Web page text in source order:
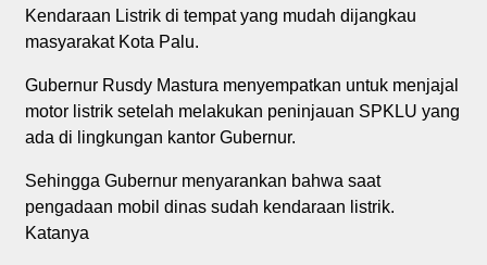
Kendaraan Listrik di tempat yang mudah dijangkau
masyarakat Kota Palu.
Gubernur Rusdy Mastura menyempatkan untuk menjajal
motor listrik setelah melakukan peninjauan SPKLU yang
ada di lingkungan kantor Gubernur.
Sehingga Gubernur menyarankan bahwa saat
pengadaan mobil dinas sudah kendaraan listrik.
Katanya